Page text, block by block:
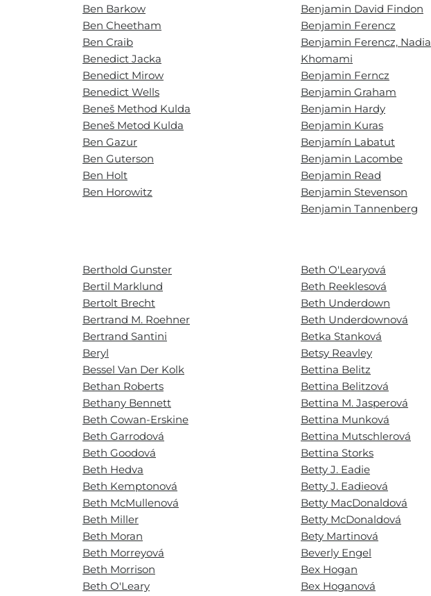
Ben Barkow
Ben Cheetham
Ben Craib
Benedict Jacka
Benedict Mirow
Benedict Wells
Beneš Method Kulda
Beneš Metod Kulda
Ben Gazur
Ben Guterson
Ben Holt
Ben Horowitz
Benjamin David Findon
Benjamin Ferencz
Benjamin Ferencz, Nadia
Khomami
Benjamin Ferncz
Benjamin Graham
Benjamin Hardy
Benjamin Kuras
Benjamín Labatut
Benjamin Lacombe
Benjamin Read
Benjamin Stevenson
Benjamin Tannenberg
Berthold Gunster
Bertil Marklund
Bertolt Brecht
Bertrand M. Roehner
Bertrand Santini
Beryl
Bessel Van Der Kolk
Bethan Roberts
Bethany Bennett
Beth Cowan-Erskine
Beth Garrodová
Beth Goodová
Beth Hedva
Beth Kemptonová
Beth McMullenová
Beth Miller
Beth Moran
Beth Morreyová
Beth Morrison
Beth O'Leary
Beth O'Learyová
Beth Reeklesová
Beth Underdown
Beth Underdownová
Betka Stanková
Betsy Reavley
Bettina Belitz
Bettina Belitzová
Bettina M. Jasperová
Bettina Munková
Bettina Mutschlerová
Bettina Storks
Betty J. Eadie
Betty J. Eadieová
Betty MacDonaldová
Betty McDonaldová
Bety Martinová
Beverly Engel
Bex Hogan
Bex Hoganová